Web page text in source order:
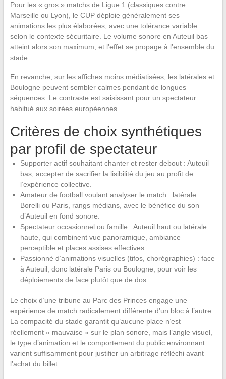
Pour les « gros » matchs de Ligue 1 (classiques contre
Marseille ou Lyon), le CUP déploie généralement ses
animations les plus élaborées, avec une tolérance variable
selon le contexte sécuritaire. Le volume sonore en Auteuil bas
atteint alors son maximum, et l’effet se propage à l’ensemble du
stade.
En revanche, sur les affiches moins médiatisées, les latérales et
Boulogne peuvent sembler calmes pendant de longues
séquences. Le contraste est saisissant pour un spectateur
habitué aux soirées européennes.
Critères de choix synthétiques
par profil de spectateur
Supporter actif souhaitant chanter et rester debout : Auteuil
bas, accepter de sacrifier la lisibilité du jeu au profit de
l’expérience collective.
Amateur de football voulant analyser le match : latérale
Borelli ou Paris, rangs médians, avec le bénéfice du son
d’Auteuil en fond sonore.
Spectateur occasionnel ou famille : Auteuil haut ou latérale
haute, qui combinent vue panoramique, ambiance
perceptible et places assises effectives.
Passionné d’animations visuelles (tifos, chorégraphies) : face
à Auteuil, donc latérale Paris ou Boulogne, pour voir les
déploiements de face plutôt que de dos.
Le choix d’une tribune au Parc des Princes engage une
expérience de match radicalement différente d’un bloc à l’autre.
La compacité du stade garantit qu’aucune place n’est
réellement « mauvaise » sur le plan sonore, mais l’angle visuel,
le type d’animation et le comportement du public environnant
varient suffisamment pour justifier un arbitrage réfléchi avant
l’achat du billet.